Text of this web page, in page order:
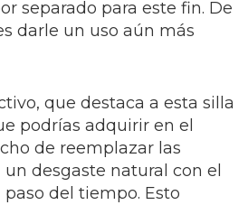
separado para este fin. De
darle un uso aún más
que destaca a esta silla
podrías adquirir en el
de reemplazar las
desgaste natural con el
del tiempo. Esto